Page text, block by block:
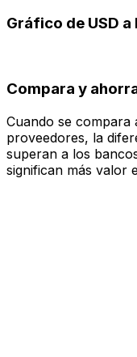
Gráfico de USD a
Compara y
Cuando se
proveedores, la
superan a los
significan más valor